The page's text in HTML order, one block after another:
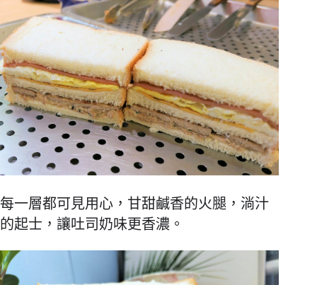
每一層都可見用心，甘甜鹹香的火腿，淌汁
的起士，讓吐司奶味更香濃。